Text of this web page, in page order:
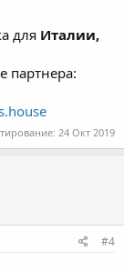
для Италии,
партнера:
24 Окт 2019
#4